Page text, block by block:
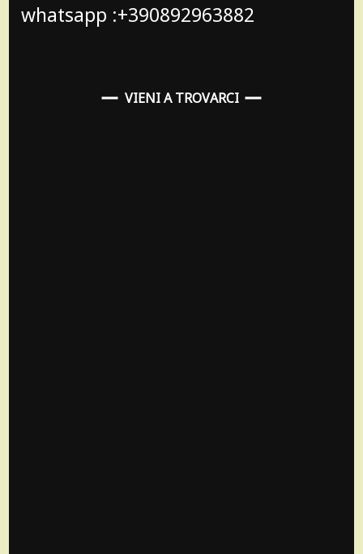
whatsapp :+390892963882
VIENI A TROVARCI